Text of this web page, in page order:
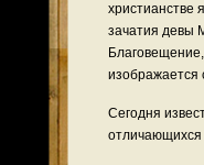
христианстве
зачатия девы
изображается
Сегодня
отличающихся